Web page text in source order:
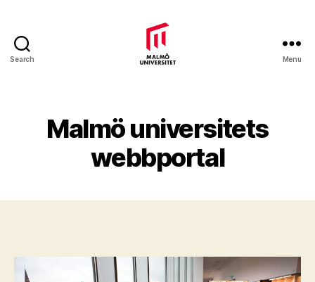
Search Menu
Malmö universitets
webbportal